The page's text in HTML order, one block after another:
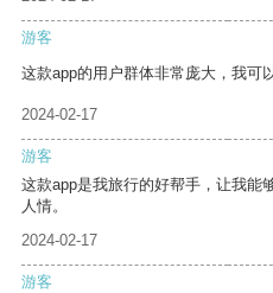
游客
这款app的用户群体非常庞大，我可
2024-02-17
游客
这款app是我旅行的好帮手，让我能
人情。
2024-02-17
游客